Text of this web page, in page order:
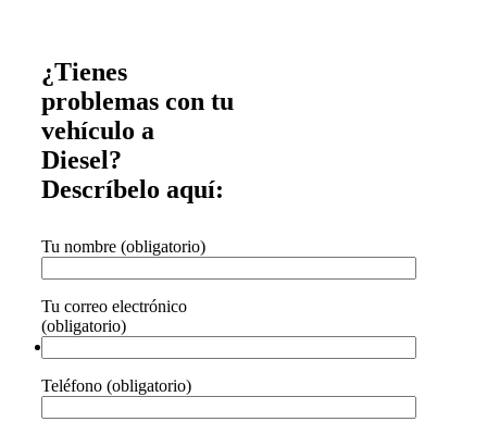
¿Tienes
problemas con tu
vehículo a
Diesel?
Descríbelo aquí:
Tu nombre (obligatorio)
Tu correo electrónico
(obligatorio)
Teléfono (obligatorio)